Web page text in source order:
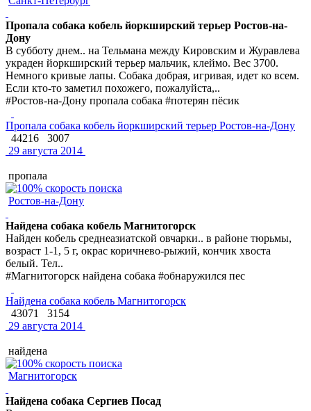
Пропала собака кобель йоркширский терьер Ростов-на-
Дону
В субботу днем.. на Тельмана между Кировским и Журавлева
украден йоркширский терьер мальчик, клеймо. Вес 3700.
Немного кривые лапы. Собака добрая, игривая, идет ко всем.
Если кто-то заметил похожего, пожалуйста,..
#Ростов-на-Дону пропала собака #потерян пёсик
Пропала собака кобель йоркширский терьер Ростов-на-Дону
44216
3007
29 августа 2014
пропала
Ростов-на-Дону
Найдена собака кобель Магнитогорск
Найден кобель среднеазиатской овчарки.. в районе тюрьмы,
возраст 1-1, 5 г, окрас коричнево-рыжий, кончик хвоста
белый. Тел..
#Магнитогорск найдена собака #обнаружился пес
Найдена собака кобель Магнитогорск
43071
3154
29 августа 2014
найдена
Магнитогорск
Найдена собака Сергиев Посад